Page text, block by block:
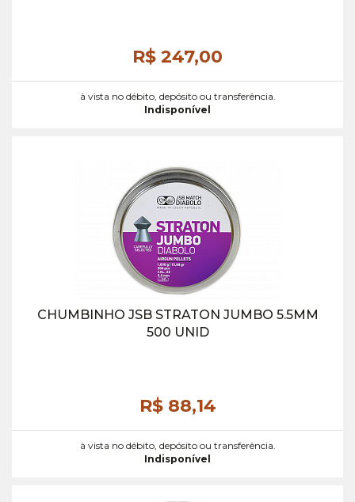
R$ 247,00
à vista no débito, depósito ou transferência.
Indisponível
CHUMBINHO JSB STRATON JUMBO 5.5MM
500 UNID
R$ 88,14
à vista no débito, depósito ou transferência.
Indisponível